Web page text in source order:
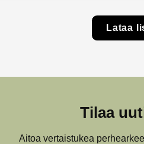
Lataa
Tilaa
Aitoa vertaistukea